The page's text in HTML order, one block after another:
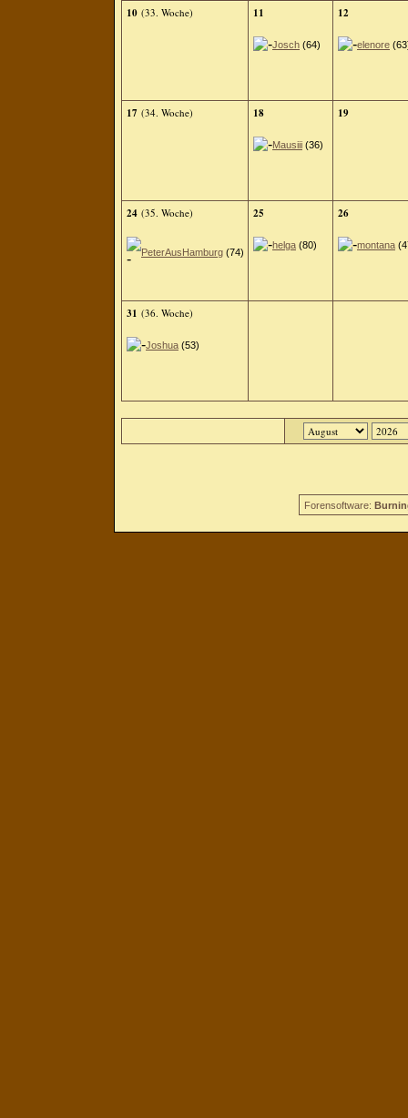
10 (33. Woche) 11
Josch (64)
12
elenore
17 (34. Woche) 18
Mausiii (36)
19
24 (35. Woche)
PeterAusHamburg (74)
25
helga (80)
26
montana
31 (36. Woche)
Joshua (53)
Forensoftware: